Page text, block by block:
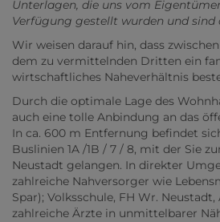
Unterlagen, die uns vom
Verfügung gestellt wurden und sind
Wir weisen darauf hin, dass
dem zu vermittelnden Dritten ein
wirtschaftliches Naheverhältnis
Durch die optimale Lage des
auch eine tolle Anbindung an das
In ca. 600 m Entfernung befindet
Buslinien 1A /1B / 7 / 8, mit der Sie
Neustadt gelangen. In direkter
zahlreiche Nahversorger wie
Spar); Volksschule, FH Wr.
zahlreiche Ärzte in unmittelbarer